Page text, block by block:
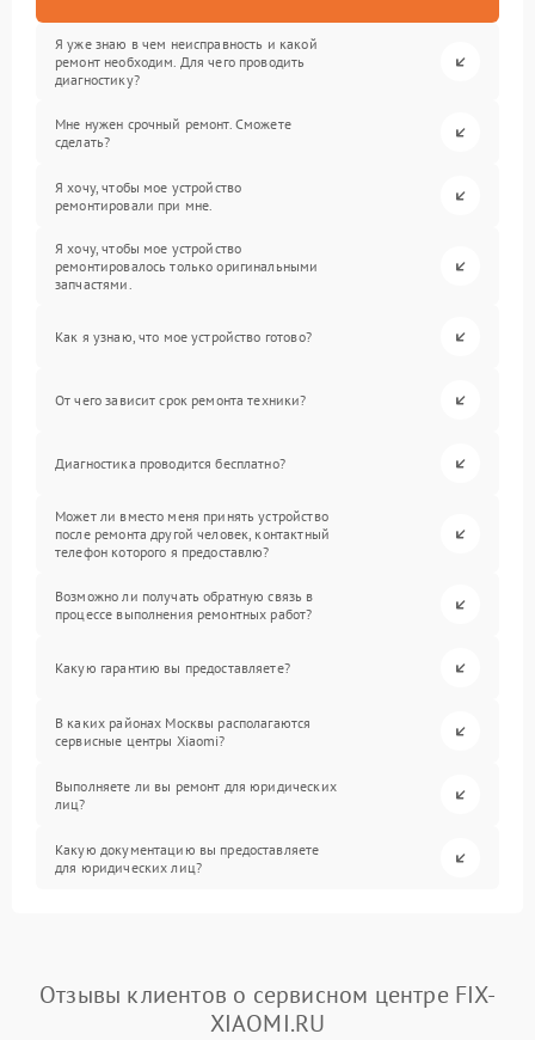
Я уже знаю в чем неисправность и какой
ремонт необходим. Для чего проводить
диагностику?
Мне нужен срочный ремонт. Сможете
сделать?
Я хочу, чтобы мое устройство
ремонтировали при мне.
Я хочу, чтобы мое устройство
ремонтировалось только оригинальными
запчастями.
Как я узнаю, что мое устройство готово?
От чего зависит срок ремонта техники?
Диагностика проводится бесплатно?
Может ли вместо меня принять устройство
после ремонта другой человек, контактный
телефон которого я предоставлю?
Возможно ли получать обратную связь в
процессе выполнения ремонтных работ?
Какую гарантию вы предоставляете?
В каких районах Москвы располагаются
сервисные центры Xiaomi?
Выполняете ли вы ремонт для юридических
лиц?
Какую документацию вы предоставляете
для юридических лиц?
Отзывы клиентов о сервисном центре FIX-
XIAOMI.RU